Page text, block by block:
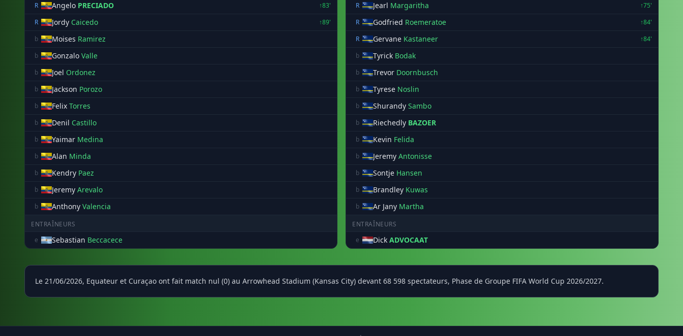
R
Angelo PRECIADO
↑83'
R
Jordy Caicedo
↑89'
b
Moises Ramirez
b Gonzalo Valle
b Joel Ordonez
b Jackson Porozo
b Felix Torres
b Denil Castillo
b Yaimar Medina
b Alan Minda
b Kendry Paez
b Jeremy Arevalo
b Anthony Valencia
ENTRAÎNEURS
e
Sebastian Beccacece
R
Jearl Margaritha
↑75'
R
Godfried Roemeratoe
↑84'
R
Gervane Kastaneer
↑84'
b
Tyrick Bodak
b Trevor Doornbusch
b Tyrese Noslin
b Shurandy Sambo
b Riechedly BAZOER
b Kevin Felida
b Jeremy Antonisse
b Sontje Hansen
b Brandley Kuwas
b Ar Jany Martha
ENTRAÎNEURS
e
Dick ADVOCAAT
Le 21/06/2026, Equateur et Curaçao ont fait match nul (0) au Arrowhead Stadium (Kansas City) devant 68 598 spectateurs, Phase de Groupe FIFA World Cup 2026/2027.